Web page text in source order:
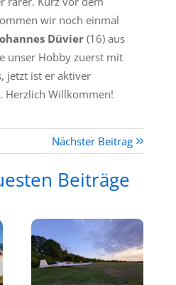
wir noch einmal
Düvier(16) aus
unser Hobby zuerst mit
jetzt ist er aktiver
Herzlich Willkommen!
Nächster Beitrag
Beiträge